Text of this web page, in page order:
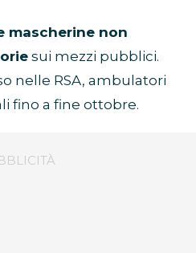
mascherine non
sui mezzi pubblici.
nelle RSA, ambulatori
fino a fine ottobre.